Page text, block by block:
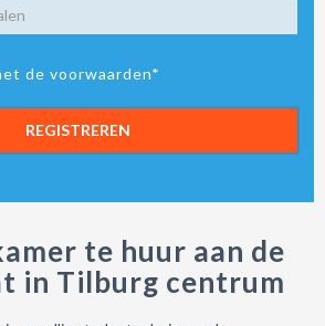
de voorwaarden*
REGISTREREN
te huur aan de
in Tilburg centrum